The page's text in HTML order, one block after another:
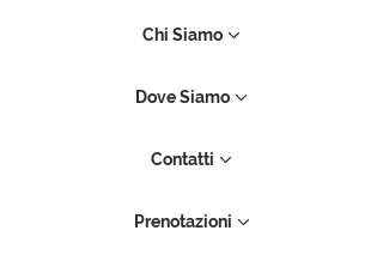
Chi Siamo
Dove Siamo
Contatti
Prenotazioni